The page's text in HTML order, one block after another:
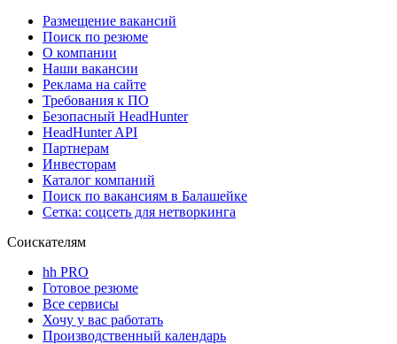
Размещение вакансий
Поиск по резюме
О компании
Наши вакансии
Реклама на сайте
Требования к ПО
Безопасный HeadHunter
HeadHunter API
Партнерам
Инвесторам
Каталог компаний
Поиск по вакансиям в Балашейке
Сетка: соцсеть для нетворкинга
Соискателям
hh PRO
Готовое резюме
Все сервисы
Хочу у вас работать
Производственный календарь